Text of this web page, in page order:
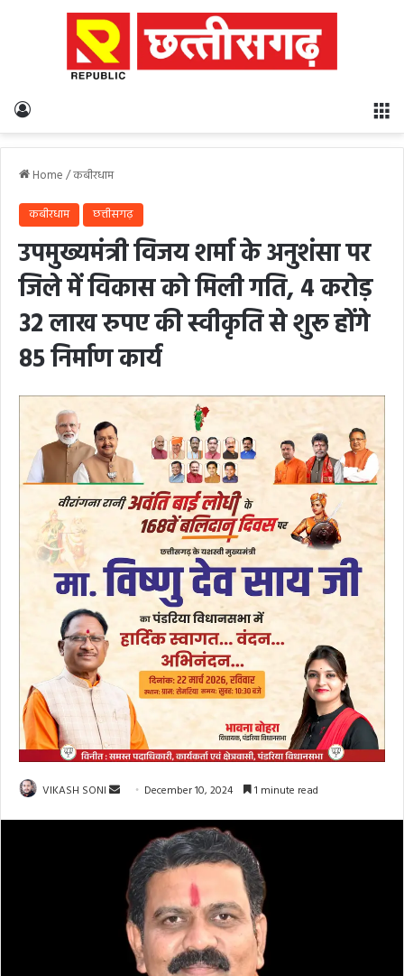
Home/कबीरधाम
कबीरधाम छत्तीसगढ़
उपमुख्यमंत्री विजय शर्मा के अनुशंसा पर
जिले में विकास को मिली गति, 4 करोड़
32 लाख रुपए की स्वीकृति से शुरू होंगे
85 निर्माण कार्य
VIKASH SONI
Send December 10, 2024 1 minute read